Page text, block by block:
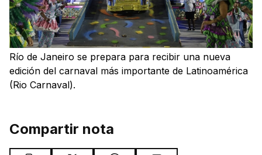
Río de Janeiro se prepara para recibir una nueva
edición del carnaval más importante de Latinoamérica
(Rio Carnaval).
Compartir nota